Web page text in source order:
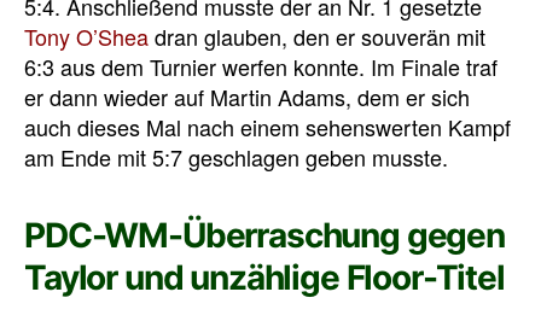
Tony O’Sheadran glauben, den er souverän mit
6:3 aus dem Turnier werfen konnte. Im Finale traf
er dann wieder auf Martin Adams, dem er sich
auch dieses Mal nach einem sehenswerten Kampf
am Ende mit 5:7 geschlagen geben musste.
PDC-WM-Überraschung gegen
Taylor und unzählige Floor-Titel